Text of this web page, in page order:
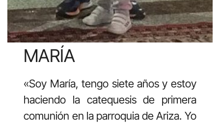
MARÍA
«Soy María, tengo siete años y estoy
haciendo la catequesis de primera
comunión en la parroquia de Ariza. Yo